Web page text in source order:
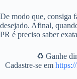
De modo que, consiga
desejado. Afinal,
PR é preciso saber
♻️ Ganhe
Cadastre-se em